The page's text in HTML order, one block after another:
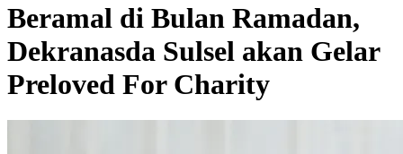
Beramal di Bulan Ramadan,
Dekranasda Sulsel akan Gelar
Preloved For Charity